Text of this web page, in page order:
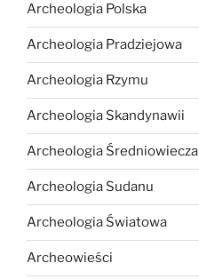
Archeologia Polska
Archeologia Pradziejowa
Archeologia Rzymu
Archeologia Skandynawii
Archeologia Średniowiecza
Archeologia Sudanu
Archeologia Światowa
Archeowieści